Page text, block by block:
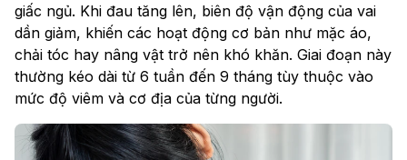
giấc ngủ. Khi đau tăng lên, biên độ vận động của vai
dần giảm, khiến các hoạt động cơ bản như mặc áo,
chải tóc hay nâng vật trở nên khó khăn. Giai đoạn này
thường kéo dài từ 6 tuần đến 9 tháng tùy thuộc vào
mức độ viêm và cơ địa của từng người.